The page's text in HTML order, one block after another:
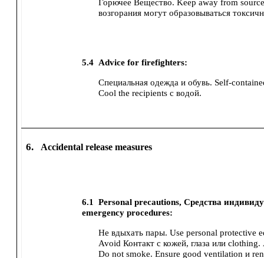
Горючее Вещество. Keep away from
возгорания могут образовываться
5.4 Advice for firefighters:
Специальная одежда и обувь. Self-
Cool the recipients с водой.
6. Accidental release measures
6.1
Personal precautions, Средства
emergency procedures:
Не вдыхать пары. Use personal protective
Avoid Контакт с кожей, глаза или clothing.
Do not smoke. Ensure good ventilation и